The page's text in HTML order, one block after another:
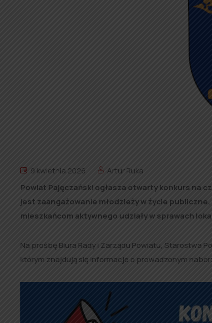
9 kwietnia 2026
Artur Ruka
Powiat Pajęczański ogłasza otwarty konkurs na
jest zaangażowanie młodzieży w życie
mieszkańcom aktywnego udziały w sprawach
Na prośbę Biura Rady i Zarządu Powiatu, Starostwa
którym znajdują się informacje o prowadzonym